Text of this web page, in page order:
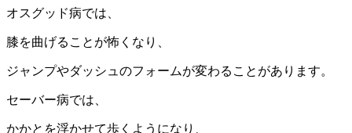
オスグッド病では、
膝を曲げることが怖くなり、
ジャンプやダッシュのフォームが変わることがあります。
セーバー病では、
かかとを浮かせて歩くようになり、